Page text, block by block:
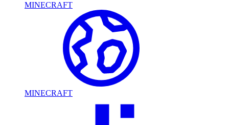
MINECRAFT
MINECRAFT